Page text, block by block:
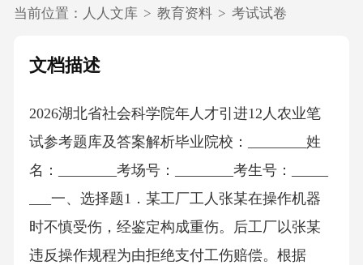
当前位置： 人人文库 > 教育资料 > 考试试卷
文档描述
2026湖北省社会科学院年人才引进12人农业笔
试参考题库及答案解析毕业院校：________姓
名：________考场号：________考生号：_____
___一、选择题1．某工厂工人张某在操作机器
时不慎受伤，经鉴定构成重伤。后工厂以张某
违反操作规程为由拒绝支付工伤赔偿。根据